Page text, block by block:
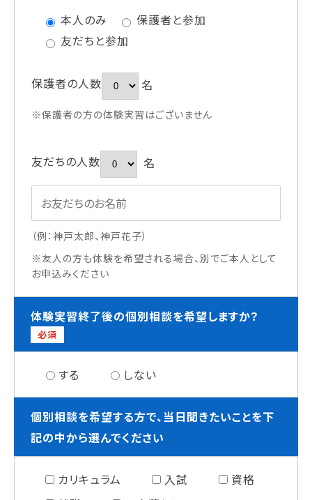
本人のみ
保護者と参加
友だちと参加
保護者の人数 名
※保護者の方の体験実習はございません
友だちの人数 名
（例：神戸太郎、神戸花子）
※友人の方も体験を希望される場合、別でご本人として
お申込みください
体験実習終了後の個別相談を希望しますか？
必須
する しない
個別相談を希望する方で、当日聞きたいことを下
記の中から選んでください
カリキュラム 入試
資格